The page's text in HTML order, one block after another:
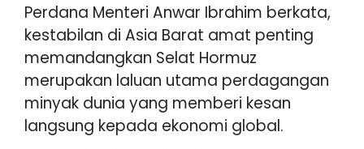
Perdana Menteri Anwar Ibrahim berkata,
kestabilan di Asia Barat amat penting
memandangkan Selat Hormuz
merupakan laluan utama perdagangan
minyak dunia yang memberi kesan
langsung kepada ekonomi global.